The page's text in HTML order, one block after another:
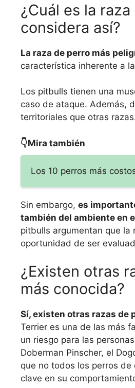
¿Cuál es la
considera así?
La raza de perro más
característica inherente a
Los pitbulls tienen una
caso de ataque. Además,
territoriales que otras
👇Mira también
Los 10 perros más
Sin embargo, es
también del ambiente en
pitbulls argumentan que la
oportunidad de ser
¿Existen otras
más conocida?
Sí, existen otras razas de
Terrier es una de las más
un riesgo para las
Doberman Pinscher, el
que no todos los perros
clave en su